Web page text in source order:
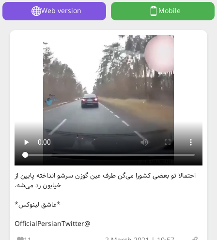
Web version Mobile
احتمالا تو بعضی کشورا می‌گن طرف عین گوزن سرشو انداخته پایین از
خیابون رد می‌شه.
*عاشق لینوکس*
@OfficialPersianTwitter